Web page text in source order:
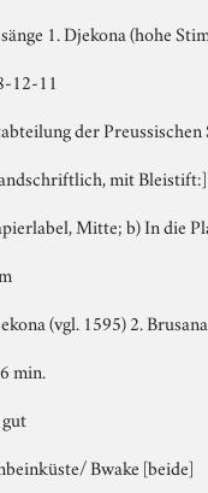
1. Djekona (hohe
12-11
der
mit Bleistift:]
Mitte; b) In die
(vgl. 1595) 2.
min.
Bwake [beide]